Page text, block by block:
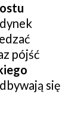
pójść
się